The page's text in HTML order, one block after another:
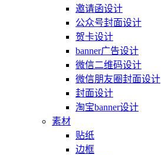
邀请函设计
公众号封面设计
贺卡设计
banner广告设计
微信二维码设计
微信朋友圈封面设计
封面设计
淘宝banner设计
素材
贴纸
边框